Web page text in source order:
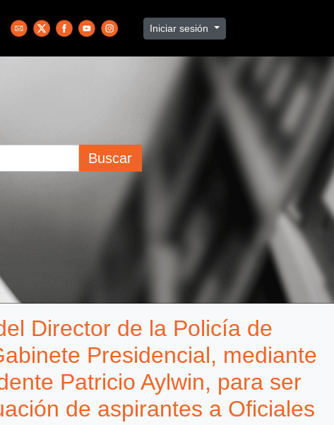
Iniciar sesión
Buscar
Director de la Policía de
Presidencial, mediante
Patricio Aylwin, para ser
de aspirantes a Oficiales